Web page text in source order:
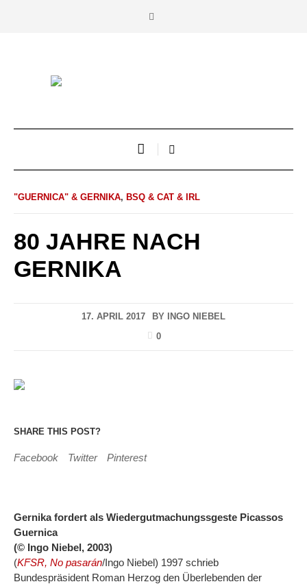
"GUERNICA" & GERNIKA, BSQ & CAT & IRL
80 JAHRE NACH
GERNIKA
17. APRIL 2017 BY INGO NIEBEL
0
SHARE THIS POST?
Facebook Twitter Pinterest
Gernika fordert als Wiedergutmachungssgeste Picassos
Guernica
(© Ingo Niebel, 2003)
(KFSR, No pasarán/Ingo Niebel) 1997 schrieb
Bundespräsident Roman Herzog den Überlebenden der